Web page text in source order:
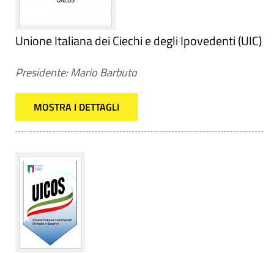
Unione Italiana dei Ciechi e degli Ipovedenti (UIC)
Presidente: Mario Barbuto
MOSTRA I DETTAGLI